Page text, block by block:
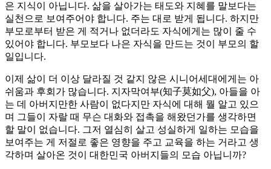
은 지식이 아닙니다. 삶을 살아가는 태도와 지혜를 말보다는
실천으로 보여주어야 합니다. 주는 대로 받게 됩니다. 하지만
부모로부터 받은 게 적거나 없더라도 자식에게는 많이 줄 수
있어야 합니다. 부모보다 나은 자식을 만드는 것이 부모의 할
일입니다.
이제 삶이 더 이상 달라질 것 같지 않은 시니어세대에게는 아
쉬움과 후회가 많습니다. 지자막여부(知子莫如父), 아들을 아
는 데 아버지만한 사람이 없다지만 자식에 대해 뭘 알고 있으
며 그들이 자랄 때 무슨 대화와 접촉을 해왔던가를 생각하면
할 말이 없습니다. 그저 열심히 살고 성실하게 일하는 모습을
보여주는 게 저절로 좋은 영향을 주고 교육을 하는 거라고 생
각하며 살아온 것이 대한민국 아버지들의 모습 아닙니까?